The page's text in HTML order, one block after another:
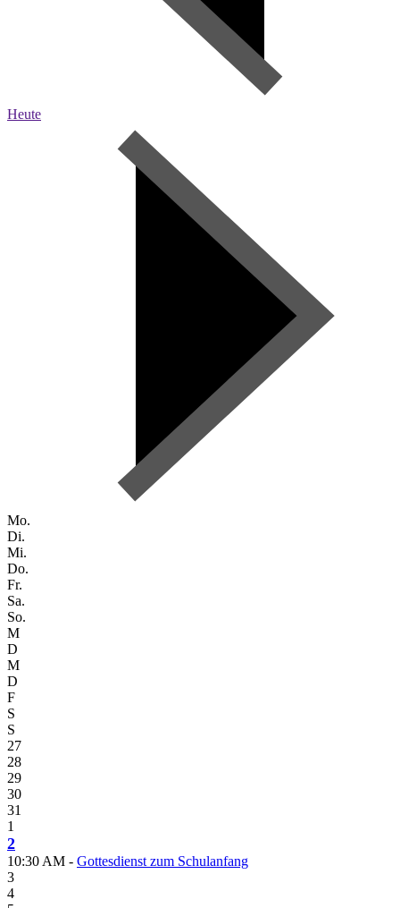
Heute
Mo.
Di.
Mi.
Do.
Fr.
Sa.
So.
M
D
M
D
F
S
S
27
28
29
30
31
1
2
10:30 AM - Gottesdienst zum Schulanfang
3
4